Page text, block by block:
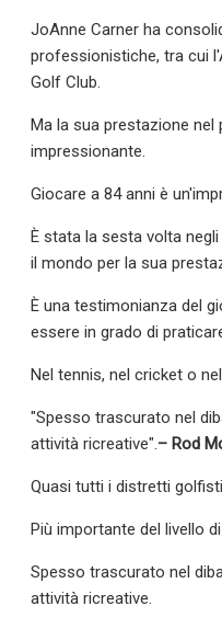
JoAnne Carner ha
professionistiche, tra cui
Golf Club.
Ma la sua prestazione nel
impressionante.
Giocare a 84 anni è
È stata la sesta volta
il mondo per la sua
È una testimonianza del
essere in grado di
Nel tennis, nel cricket o
"Spesso trascurato nel
attività ricreative". – Rod
Quasi tutti i distretti
Più importante del livello
Spesso trascurato nel
attività ricreative.